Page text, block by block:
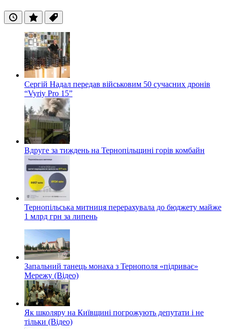
ОстанніПопулярні
Теги
Сергій Надал передав військовим 50 сучасних дронів
“Vyriy Pro 15”
Вдруге за тиждень на Тернопільщині горів комбайн
Тернопільська митниця перерахувала до бюджету майже
1 млрд грн за липень
Запальний танець монаха з Тернополя «підриває»
Мережу (Відео)
Як школяру на Київщині погрожують депутати і не
тільки (Відео)